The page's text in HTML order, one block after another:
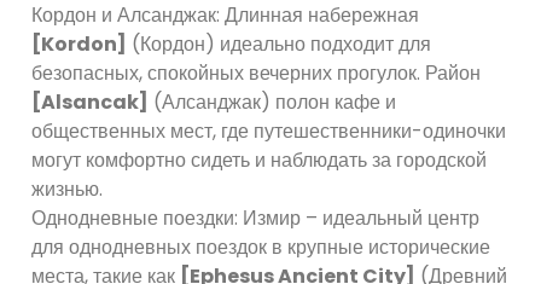
Кордон и Алсанджак: Длинная набережная
[Kordon] (Кордон) идеально подходит для
безопасных, спокойных вечерних прогулок. Район
[Alsancak] (Алсанджак) полон кафе и
общественных мест, где путешественники-одиночки
могут комфортно сидеть и наблюдать за городской
жизнью.
Однодневные поездки: Измир – идеальный центр
для однодневных поездок в крупные исторические
места, такие как [Ephesus Ancient City] (Древний